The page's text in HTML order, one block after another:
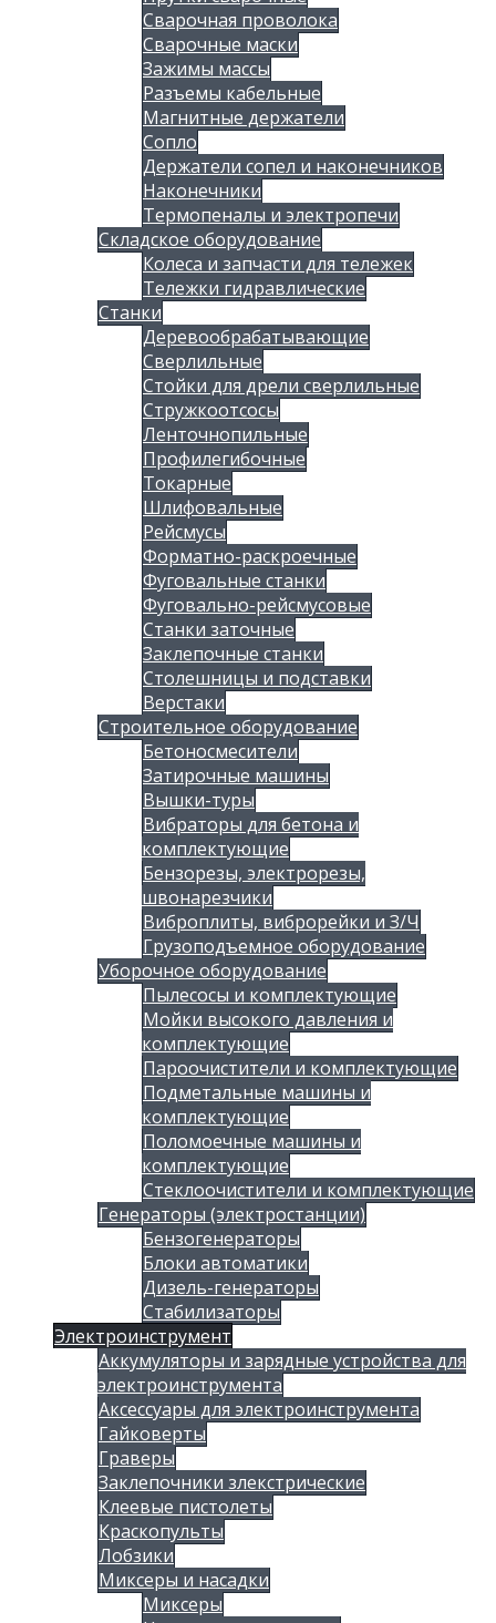
Сварочная проволока
Сварочные маски
Зажимы массы
Разъемы кабельные
Магнитные держатели
Сопло
Держатели сопел и наконечников
Наконечники
Термопеналы и электропечи
Складское оборудование
Колеса и запчасти для тележек
Тележки гидравлические
Станки
Деревообрабатывающие
Сверлильные
Стойки для дрели сверлильные
Стружкоотсосы
Ленточнопильные
Профилегибочные
Токарные
Шлифовальные
Рейсмусы
Форматно-раскроечные
Фуговальные станки
Фуговально-рейсмусовые
Станки заточные
Заклепочные станки
Столешницы и подставки
Верстаки
Строительное оборудование
Бетоносмесители
Затирочные машины
Вышки-туры
Вибраторы для бетона и
комплектующие
Бензорезы, электрорезы,
швонарезчики
Виброплиты, виброрейки и З/Ч
Грузоподъемное оборудование
Уборочное оборудование
Пылесосы и комплектующие
Мойки высокого давления и
комплектующие
Пароочистители и комплектующие
Подметальные машины и
комплектующие
Поломоечные машины и
комплектующие
Стеклоочистители и комплектующие
Генераторы (электростанции)
Бензогенераторы
Блоки автоматики
Дизель-генераторы
Стабилизаторы
Электроинструмент
Аккумуляторы и зарядные устройства для
электроинструмента
Аксессуары для электроинструмента
Гайковерты
Граверы
Заклепочники злекстрические
Клеевые пистолеты
Краскопульты
Лобзики
Миксеры и насадки
Миксеры